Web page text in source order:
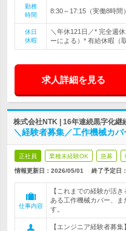
勤務
時間
8:30～17:15（実働8時間
休日
休暇
＼年休121日／* 完全週
ーによる）* 有給休暇（
求人詳細を見る
株式会社NTK | 16年連続黒字化継
＼経験者募集／工作機械カ
正社員 業種未経験OK 急募
情報更新日：2026/05/01 終了予定日：
仕事内容
【これまでの経験が活
ある工作機械カバー、ま
す。
【エンジニア経験者募